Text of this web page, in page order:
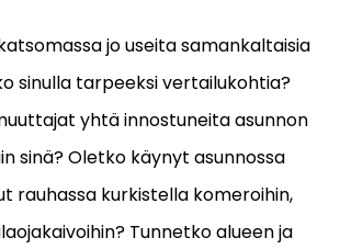
jo useita samankaltaisia
sinulla tarpeeksi vertailukohtia?
yhtä innostuneita asunnon
sinä? Oletko käynyt asunnossa
rauhassa kurkistella komeroihin,
Tunnetko alueen ja